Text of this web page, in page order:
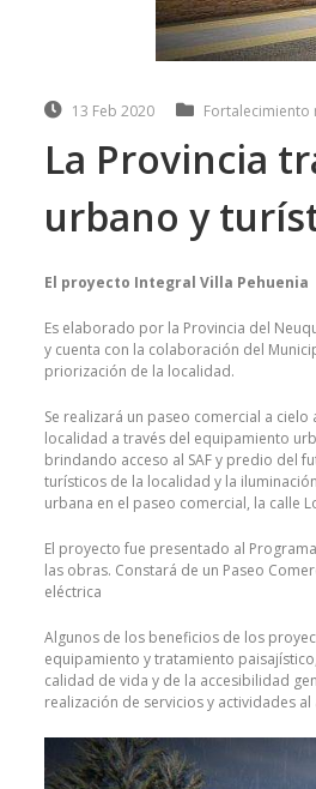
13 Feb 2020 Fortalecimiento
La Provincia
urbano y
El proyecto Integral Villa Pehuenia
Es elaborado por la Provincia del
y cuenta con la colaboración del
priorización de la localidad.
Se realizará un paseo comercial a
localidad a través del equipamiento
brindando acceso al SAF y predio del
turísticos de la localidad y la
urbana en el paseo comercial, la calle
El proyecto fue presentado al
las obras. Constará de un Paseo
eléctrica
Algunos de los beneficios de los
equipamiento y tratamiento
calidad de vida y de la accesibilidad
realización de servicios y actividades al